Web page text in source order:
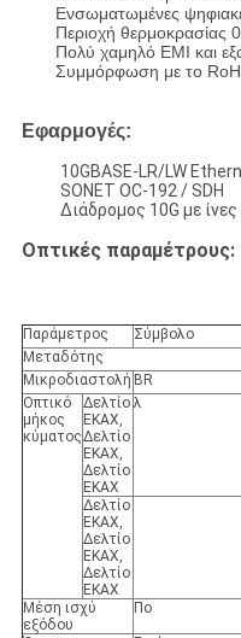
Ενσωματωμένες
Περιοχή θερμοκρασίας
Πολύ χαμηλό EMI και
Συμμόρφωση με το
Εφαρμογές:
10GBASE-LR/LW
SONET OC-192 / SDH
Διάδρομος 10G με ίνες
Οπτικές παραμέτρους:
Παράμετρος Σύμβολο
Μεταδότης
Μικροδιαστολή BR
Οπτικό
μήκος
κύματος
Δελτίο
ΕΚΑΧ,
Δελτίο
ΕΚΑΧ,
Δελτίο
ΕΚΑΧ
λ
Δελτίο
ΕΚΑΧ,
Δελτίο
ΕΚΑΧ,
Δελτίο
ΕΚΑΧ
Μέση ισχύ
εξόδου
Πο